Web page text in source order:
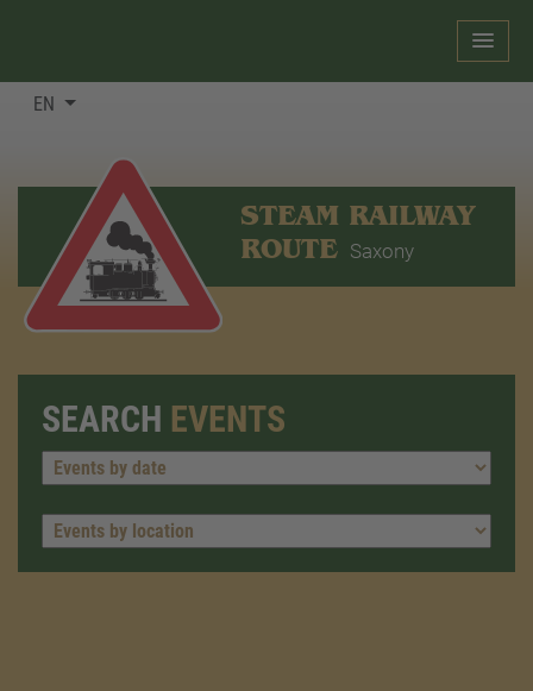
EN
STEAM RAILWAY
ROUTE Saxony
SEARCH EVENTS